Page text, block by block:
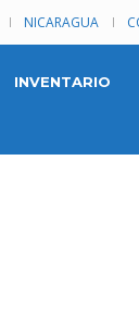
NICARAGUA
INVENTARIO